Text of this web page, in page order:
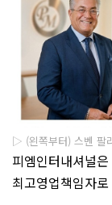
▷ (왼쪽부터) 스벤 팔
피엠인터내셔널
최고영업책임자